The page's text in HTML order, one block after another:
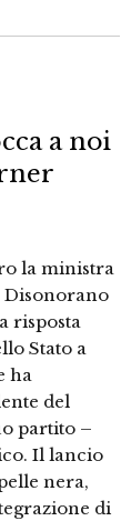
a noi
la ministra
Disonorano
risposta
Stato a
ha
del
partito –
Il lancio
nera,
di